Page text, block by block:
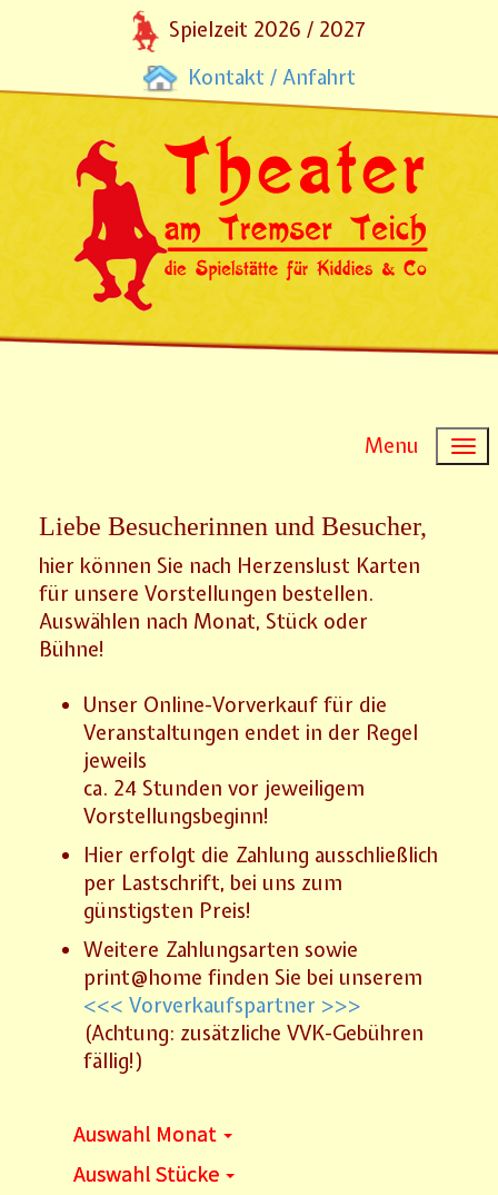
Spielzeit 2026 / 2027
Kontakt / Anfahrt
Menu
Liebe Besucherinnen und Besucher,
hier können Sie nach Herzenslust Karten
für unsere Vorstellungen bestellen.
Auswählen nach Monat, Stück oder
Bühne!
Unser Online-Vorverkauf für die
Veranstaltungen endet in der Regel
jeweils
ca. 24 Stunden vor jeweiligem
Vorstellungsbeginn!
Hier erfolgt die Zahlung ausschließlich
per Lastschrift, bei uns zum
günstigsten Preis!
Weitere Zahlungsarten sowie
print@home finden Sie bei unserem
<<< Vorverkaufspartner >>>
(Achtung: zusätzliche VVK-Gebühren
fällig!)
Auswahl Monat
Auswahl Stücke